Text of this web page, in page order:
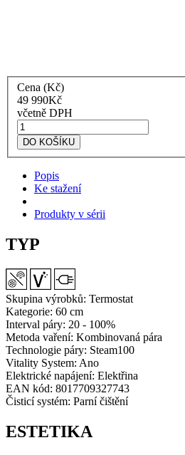
Cena (Kč)
49 990Kč
včetně DPH
Smeg
Galileo
kombinovaná
trouba
SO6102S3PG
Linea
šedá
DO KOŠÍKU
Popis
Ke stažení
Produkty v sérii
TYP
Skupina výrobků: Termostat
Kategorie: 60 cm
Interval páry: 20 - 100%
Metoda vaření: Kombinovaná pára
Technologie páry: Steam100
Vitality System: Ano
Elektrické napájení: Elektřina
EAN kód: 8017709327743
Čisticí systém: Parní čištění
ESTETIKA